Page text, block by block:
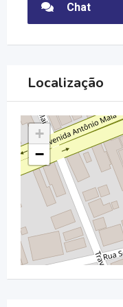
Chat
Localização
+
−